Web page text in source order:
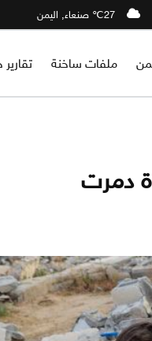
27℃ صنعاء, اليمن
ملفات ساخنة